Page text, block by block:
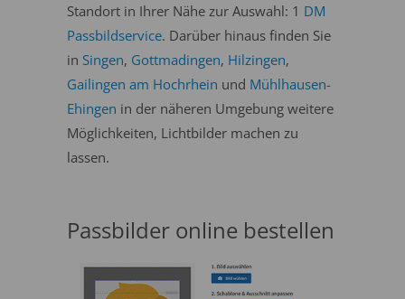
Standort in Ihrer Nähe zur Auswahl: 1 DM
Passbildservice. Darüber hinaus finden Sie
in Singen, Gottmadingen, Hilzingen,
Gailingen am Hochrhein und Mühlhausen-
Ehingen in der näheren Umgebung weitere
Möglichkeiten, Lichtbilder machen zu
lassen.
Passbilder online bestellen